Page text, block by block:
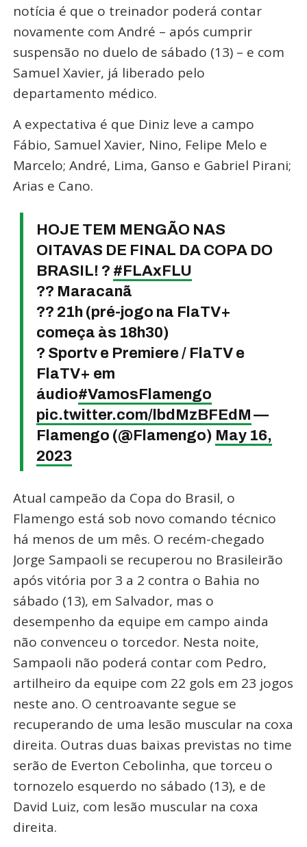
notícia é que o treinador poderá contar
novamente com André – após cumprir
suspensão no duelo de sábado (13) – e com
Samuel Xavier, já liberado pelo
departamento médico.
A expectativa é que Diniz leve a campo
Fábio, Samuel Xavier, Nino, Felipe Melo e
Marcelo; André, Lima, Ganso e Gabriel Pirani;
Arias e Cano.
HOJE TEM MENGÃO NAS
OITAVAS DE FINAL DA COPA DO
BRASIL! ? #FLAxFLU
?? Maracanã
?? 21h (pré-jogo na FlaTV+
começa às 18h30)
? Sportv e Premiere / FlaTV e
FlaTV+ em
áudio#VamosFlamengo
pic.twitter.com/lbdMzBFEdM —
Flamengo (@Flamengo) May 16,
2023
Atual campeão da Copa do Brasil, o
Flamengo está sob novo comando técnico
há menos de um mês. O recém-chegado
Jorge Sampaoli se recuperou no Brasileirão
após vitória por 3 a 2 contra o Bahia no
sábado (13), em Salvador, mas o
desempenho da equipe em campo ainda
não convenceu o torcedor. Nesta noite,
Sampaoli não poderá contar com Pedro,
artilheiro da equipe com 22 gols em 23 jogos
neste ano. O centroavante segue se
recuperando de uma lesão muscular na coxa
direita. Outras duas baixas previstas no time
serão de Everton Cebolinha, que torceu o
tornozelo esquerdo no sábado (13), e de
David Luiz, com lesão muscular na coxa
direita.